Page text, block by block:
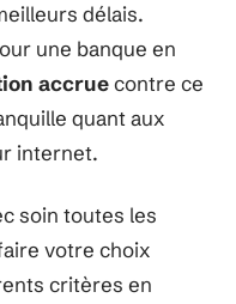
délais.
une banque en
accruecontre ce
quant aux
internet.
soin toutes les
votre choix
critères en